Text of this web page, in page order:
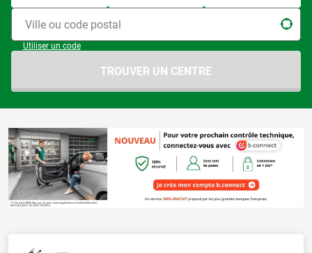
Ville ou code postal
Utiliser un code
TROUVER UN CENTRE